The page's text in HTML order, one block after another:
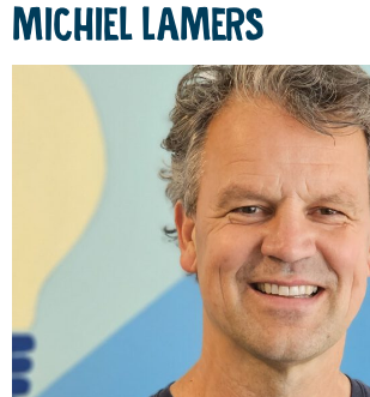
MICHIEL LAMERS